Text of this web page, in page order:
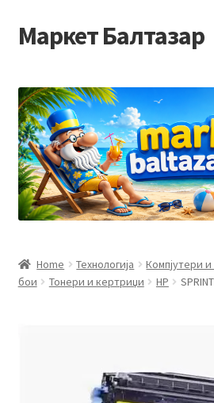
Skip
to
Skip
to
Маркет Балтазар
Checkout
Homepage
Privacy Policy
Контакт
Home Технологија Компјутери
бои
Тонери и кертриџи HP